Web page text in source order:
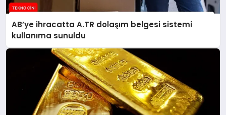
AB’ye ihracatta A.TR dolaşım belgesi sistemi
kullanıma sunuldu